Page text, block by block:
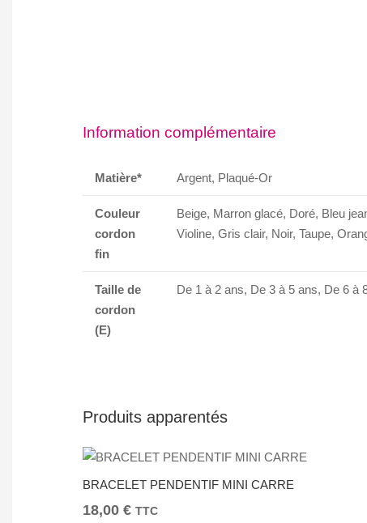
Information complémentaire
Matière* Argent, Plaqué-Or
Couleur
cordon
fin
Beige, Marron glacé, Doré, Bleu
Violine, Gris clair, Noir, Taupe,
Taille de
cordon
(E)
De 1 à 2 ans, De 3 à 5 ans, De 6 à
Produits apparentés
BRACELET PENDENTIF MINI CARRE
18,00 € TTC